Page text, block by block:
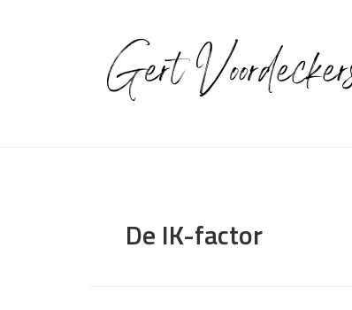
De IK-factor